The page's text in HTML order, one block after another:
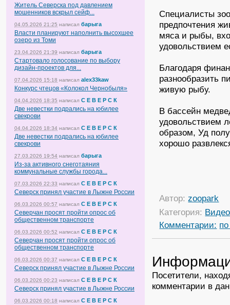
Житель Северска под давлением
мошенников вскрыл сейф...
04.05.2026 21:25 написал барыга
Власти планируют наполнить высохшее
озеро из Томи
23.04.2026 21:39 написал барыга
Стартовало голосование по выбору
дизайн-проектов для...
07.04.2026 15:18 написал alex33kaw
Конкурс чтецов «Колокол Чернобыля»
04.04.2026 18:35 написал С Е В Е Р С К
Две невестки подрались на юбилее
свекрови
04.04.2026 18:34 написал С Е В Е Р С К
Две невестки подрались на юбилее
свекрови
27.03.2026 19:54 написал барыга
Из-за активного снеготаяния
коммунальные службы города...
07.03.2026 22:33 написал С Е В Е Р С К
Северск принял участие в Лыжне России
06.03.2026 00:57 написал С Е В Е Р С К
Северчан просят пройти опрос об
общественном транспорте
06.03.2026 00:52 написал С Е В Е Р С К
Северчан просят пройти опрос об
общественном транспорте
06.03.2026 00:37 написал С Е В Е Р С К
Северск принял участие в Лыжне России
06.03.2026 00:23 написал С Е В Е Р С К
Северск принял участие в Лыжне России
06.03.2026 00:18 написал С Е В Е Р С К
Специалисты
предпочтения
мяса и рыбы,
удовольствием
Благодаря
разнообразить
живую рыбу.
В бассейн
удовольствием
образом, Уд
хорошо
Автор:zoopark
Категория: Видео
Комментарии:
Посетители,
комментарии в